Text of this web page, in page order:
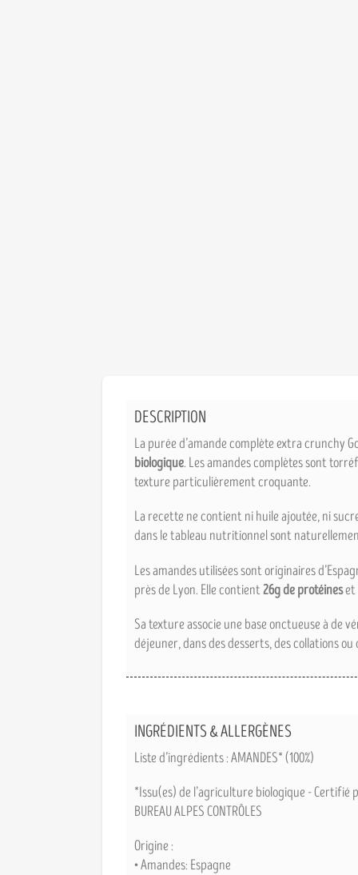
DESCRIPTION
La purée d’amande complète extra crunchy
biologique. Les amandes complètes sont
texture particulièrement croquante.
La recette ne contient ni huile ajoutée, ni
dans le tableau nutritionnel sont
Les amandes utilisées sont originaires
près de Lyon. Elle contient26g de protéineset
Sa texture associe une base onctueuse à de
déjeuner, dans des desserts, des collations ou
INGRÉDIENTS & ALLERGÈNES
Liste d’ingrédients : AMANDES* (100%)
*Issu(es) de l’agriculture biologique - Certifié
BUREAU ALPES CONTRÔLES
Origine :
• Amandes: Espagne